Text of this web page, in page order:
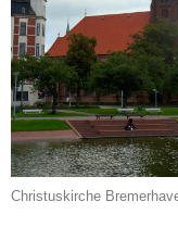
Christuskirche